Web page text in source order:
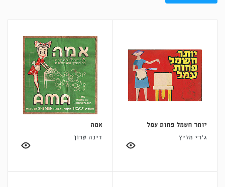
יותר חשמל פחות עמל
ג'רי מליץ
אמה
דינה שרון